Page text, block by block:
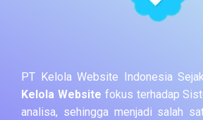
PT Kelola Website Indonesia
Kelola Website fokus terhadap
analisa, sehingga menjadi salah